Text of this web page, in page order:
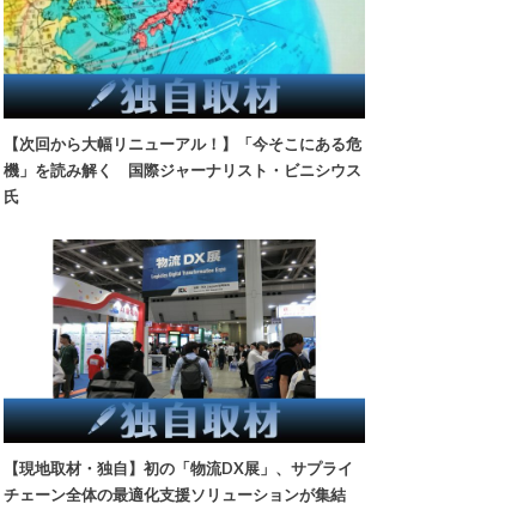
【次回から大幅リニューアル！】「今そこにある危
機」を読み解く 国際ジャーナリスト・ビニシウス
氏
【現地取材・独自】初の「物流DX展」、サプライ
チェーン全体の最適化支援ソリューションが集結